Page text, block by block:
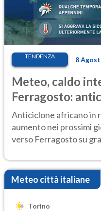
TENDENZA 8
Meteo, caldo
Ferragosto:
ancora
Anticiclone africano in
aumento nei prossimi
verso Ferragosto su
Meteo città italiane
Torino